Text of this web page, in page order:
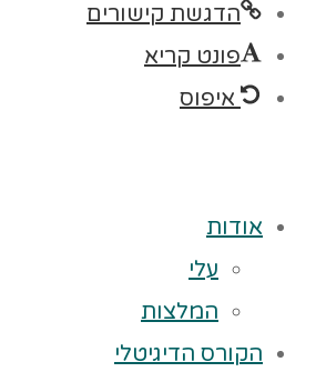
הדגשת קישורים
פונט קריא
איפוס
אודות
עלי
המלצות
הקורס הדיגיטלי